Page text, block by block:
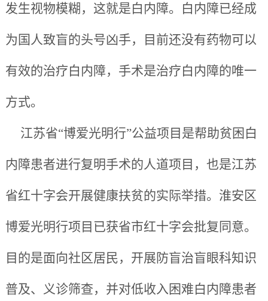
发生视物模糊，这就是白内障。白内障已经成
为国人致盲的头号凶手，目前还没有药物可以
有效的治疗白内障，手术是治疗白内障的唯一
方式。
江苏省“博爱光明行”公益项目是帮助贫困白
内障患者进行复明手术的人道项目，也是江苏
省红十字会开展健康扶贫的实际举措。淮安区
博爱光明行项目已获省市红十字会批复同意。
目的是面向社区居民，开展防盲治盲眼科知识
普及、义诊筛查，并对低收入困难白内障患者